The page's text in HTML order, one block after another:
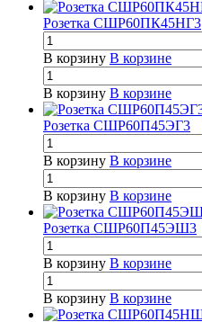
Розетка СШР60ПК45НГ3
В корзину В корзине
В корзину В корзине
Розетка СШР60П45ЭГ3
В корзину В корзине
В корзину В корзине
Розетка СШР60П45ЭШ3
В корзину В корзине
В корзину В корзине